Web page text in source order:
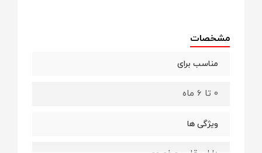
مشخصات
مناسب برای
0 تا 6 ماه
ویژگی ها